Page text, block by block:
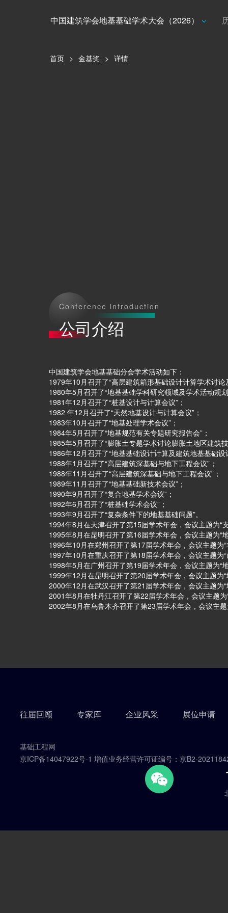
中国建筑学会地基基础学术大会（2026）
首页 > 金基奖 > 详情
Conference introduction
公司介绍
中国建筑学会地基基础分会学术活动如下：
1979年10月召开了“高层建筑箱形基础设计计算学术讨
1980年5月召开了“地基基础学科研究领域及学术活动规
1981年12月召开了“桩基设计与计算会议”；
1982 年12月召开了“天然地基设计与计算会议”；
1983年10月召开了“地基处理学术会议”；
1984年5月召开了“地基规范有关专题研究报告会”；
1985年5月召开了“膨胀土专题学术讨论膨胀土地区建筑
1986年12月召开了“地基基础设计计算及建筑地基基础设
1988年1月召开了“高层建筑深基础与地下工程会议”；
1988年11月召开了“高层建筑深基础与地下工程会议”；
1989年11月召开了“地基基础新技术会议”；
1990年9月召开了“复合地基学术会议”；
1992年6月召开了“桩基础学术会议”；
1993年9月召开了“复杂条件下的地基基础问题”。
1994年8月在天津召开了第15届学术年会，会议主题为“
1995年8月在昆明召开了第16届学术年会，会议主题为“
1996年10月在郑州召开了第17届学术年会，会议主题为
1997年10月在重庆召开了第18届学术年会，会议主题为
1998年5月在广州召开了第19届学术年会，会议主题为“
1999年12月在昆明召开了第20届学术年会，会议主题为
2000年12月在武汉召开了第21届学术年会，会议主题为
2001年8月在牡丹江召开了第22届学术年会，会议主题
2002年8月在乌鲁木齐召开了第23届学术年会，会议主
往届回顾 专家库 企业风采 展位申请
基础工程网
京ICP备14047922号-1 增值业务经营许可证编号：京B2-